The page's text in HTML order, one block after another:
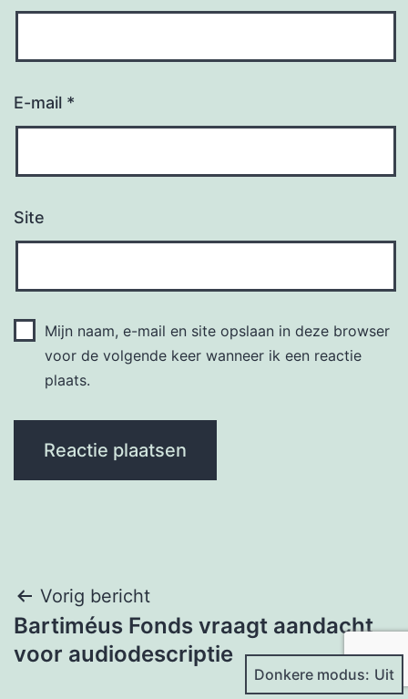
E-mail *
Site
Mijn naam, e-mail en site opslaan in deze browser
voor de volgende keer wanneer ik een reactie
plaats.
Bericht
navigatie
Vorig bericht
Bartiméus Fonds vraagt aandacht
voor audiodescriptie
Donkere modus: